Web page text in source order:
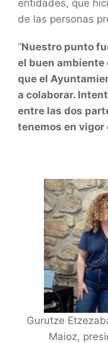
entidades, que
de las personas
“Nuestro punto
el buen ambiente
que el
a colaborar.
entre las dos
tenemos en vigor
Gurutze
Maioz,